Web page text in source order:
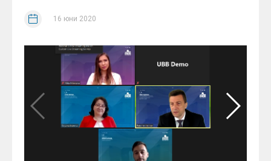
16 юни 2020